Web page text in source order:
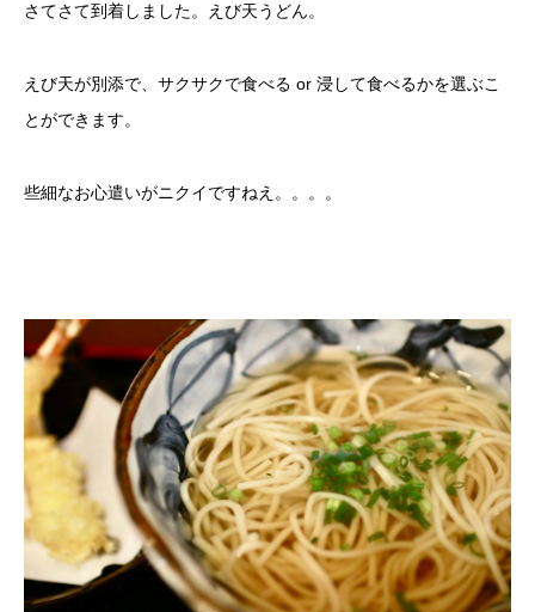
さてさて到着しました。えび天うどん。
えび天が別添で、サクサクで食べる or 浸して食べるかを選ぶこ
とができます。
些細なお心遣いがニクイですねえ。。。。